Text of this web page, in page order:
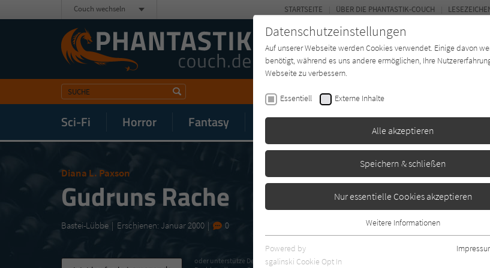
Sci-Fi Horror Fantasy Mystery Buchtyp Autor*in
STARTSEITE ÜBER DIE PHANTASTIK-COUCH
Couch wechseln
Diana L. Paxson
Gudruns Rache
Bastei-Lübbe Erschienen: Januar 2000 0
oder unterstütze Deinen
Datenschutzeinstellungen
Auf unserer Webseite werden Cookies verwendet. Einige davon
benötigt, während es uns andere ermöglichen, Ihre
Webseite zu verbessern.
Essentiell Externe Inhalte
Alle akzeptieren
Speichern & schließen
Nur essentielle Cookies akzeptieren
Essentielle Cookies werden für grundlegende Funktionen der
benötigt. Dadurch ist gewährleistet, dass die Webseite einwandfrei
Weitere Informationen
Powered by
sgalinski Cookie Opt In